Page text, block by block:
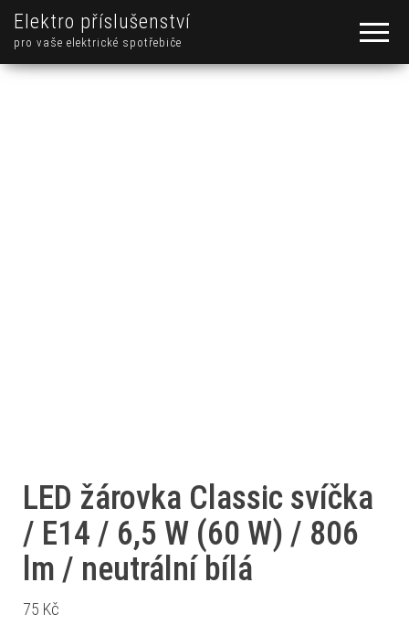
Elektro příslušenství
pro vaše elektrické spotřebiče
LED žárovka Classic svíčka
/ E14 / 6,5 W (60 W) / 806
lm / neutrální bílá
75 Kč